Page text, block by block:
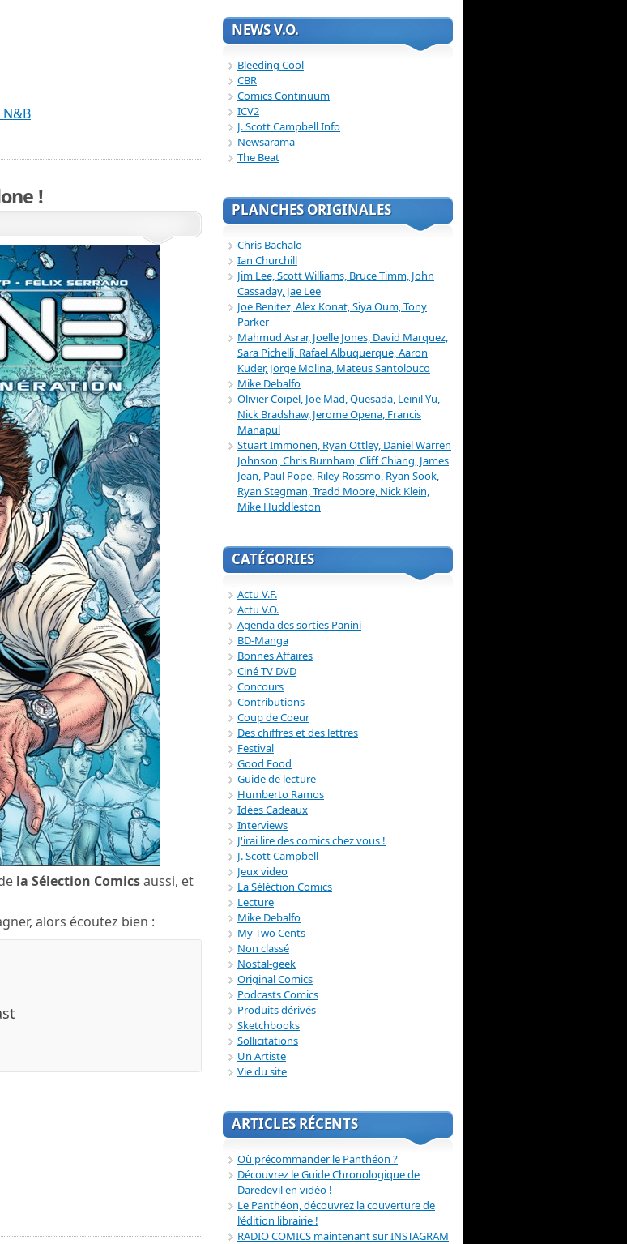
!
la Sélection Comicsaussi, et
alors écoutez bien :
NEWS V.O.
Bleeding Cool
CBR
Comics Continuum
ICV2
J. Scott Campbell Info
Newsarama
The Beat
PLANCHES ORIGINALES
Chris Bachalo
Ian Churchill
Jim Lee, Scott Williams, Bruce Timm, John
Cassaday, Jae Lee
Joe Benitez, Alex Konat, Siya Oum, Tony
Parker
Mahmud Asrar, Joelle Jones, David Marquez,
Sara Pichelli, Rafael Albuquerque, Aaron
Kuder, Jorge Molina, Mateus Santolouco
Mike Debalfo
Olivier Coipel, Joe Mad, Quesada, Leinil Yu,
Nick Bradshaw, Jerome Opena, Francis
Manapul
Stuart Immonen, Ryan Ottley, Daniel Warren
Johnson, Chris Burnham, Cliff Chiang, James
Jean, Paul Pope, Riley Rossmo, Ryan Sook,
Ryan Stegman, Tradd Moore, Nick Klein,
Mike Huddleston
CATÉGORIES
Actu V.F.
Actu V.O.
Agenda des sorties Panini
BD-Manga
Bonnes Affaires
Ciné TV DVD
Concours
Contributions
Coup de Coeur
Des chiffres et des lettres
Festival
Good Food
Guide de lecture
Humberto Ramos
Idées Cadeaux
Interviews
J'irai lire des comics chez vous !
J. Scott Campbell
Jeux video
La Séléction Comics
Lecture
Mike Debalfo
My Two Cents
Non classé
Nostal-geek
Original Comics
Podcasts Comics
Produits dérivés
Sketchbooks
Sollicitations
Un Artiste
Vie du site
ARTICLES RÉCENTS
Où précommander le Panthéon ?
Découvrez le Guide Chronologique de
Daredevil en vidéo !
Le Panthéon, découvrez la couverture de
l’édition librairie !
RADIO COMICS maintenant sur INSTAGRAM